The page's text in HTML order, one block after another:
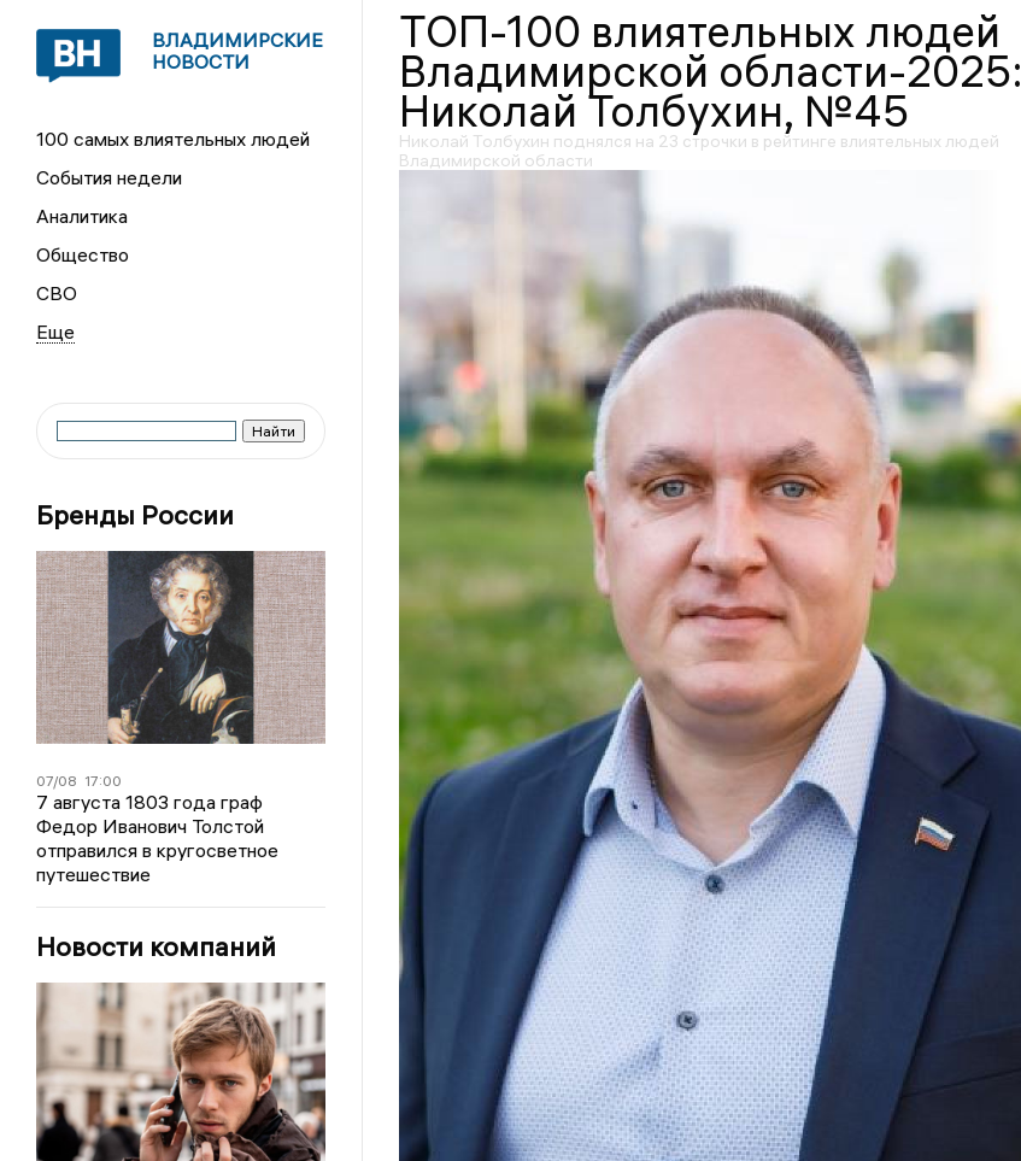
ВЛАДИМИРСКИЕ
НОВОСТИ
100 самых влиятельных людей
События недели
Аналитика
Общество
СВО
Бренды России
07/08 17:00
7 августа 1803 года граф
Федор Иванович Толстой
отправился в кругосветное
путешествие
Новости компаний
ТОП-100 влиятельных людей
Владимирской области-2025:
Николай Толбухин, №45
Николай Толбухин поднялся на 23 строчки в рейтинге влиятельных людей
Владимирской области